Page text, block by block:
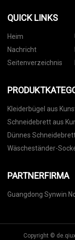
QUICK LINKS
Heim
Nachricht
Seitenverzeichnis
Kleiderbügel aus
Schneidebrett aus
Dünnes
Wäscheständer-
PARTNERFIRMA
Guangdong Synwin
Copyright ©